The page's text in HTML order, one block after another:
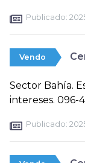
Publicado:
Vendo
Sector Bahía.
intereses. 096-
Publicado: